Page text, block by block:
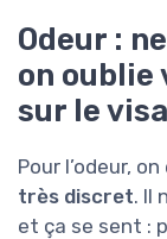
Odeur :
on oublie
sur le
Pour l’odeur,
très discret. Il
et ça se sent :